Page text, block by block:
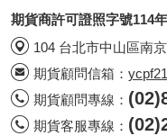
期貨商許可證照字號114
104 台北市中山區南
期貨顧問信箱：
期貨顧問專線：
期貨客服專線：